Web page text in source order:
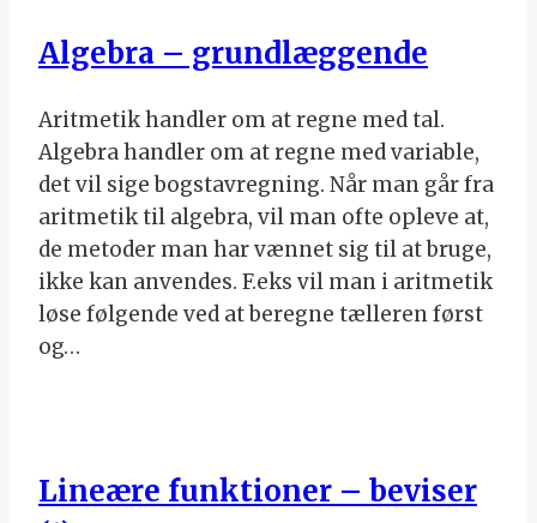
Algebra – grundlæggende
Aritmetik handler om at regne med tal.
Algebra handler om at regne med variable,
det vil sige bogstavregning. Når man går fra
aritmetik til algebra, vil man ofte opleve at,
de metoder man har vænnet sig til at bruge,
ikke kan anvendes. F.eks vil man i aritmetik
løse følgende ved at beregne tælleren først
og…
Lineære funktioner – beviser